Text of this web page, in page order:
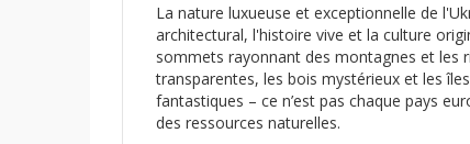
La nature luxueuse et exceptionnelle de
architectural, l'histoire vive et la culture
sommets rayonnant des montagnes et les
transparentes, les bois mystérieux et les
fantastiques – ce n’est pas chaque pays
des ressources naturelles.